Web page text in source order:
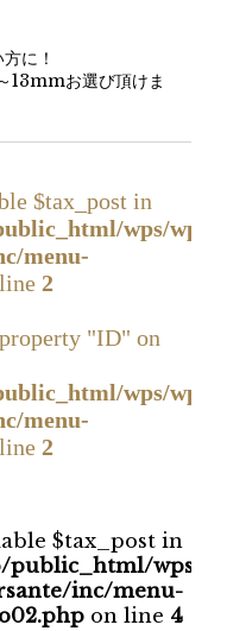
に！
お選び頂けま
$tax_post in
wps/wp-
menu-
2
"ID" on
wps/wp-
menu-
2
$tax_post in
public_html/wps/
inc/menu-
on line 4